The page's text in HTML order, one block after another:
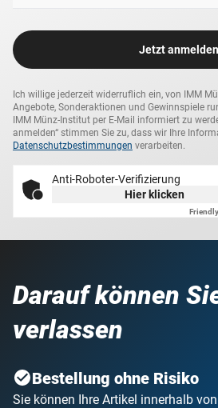
Jetzt anmelden
Ich willige jederzeit widerruflich ein, von IMM
Angebote, Sonderaktionen und Gewinnspiele
IMM Münz-Institut per E-Mail informiert zu
anmelden“ stimmen Sie zu, dass wir Ihre
Datenschutzbestimmungen verarbeiten.
Anti-Roboter-Verifizierung
Hier klicken
Friendly
Darauf können
verlassen
Bestellung ohne Risiko
Sie können Ihre Artikel innerhalb